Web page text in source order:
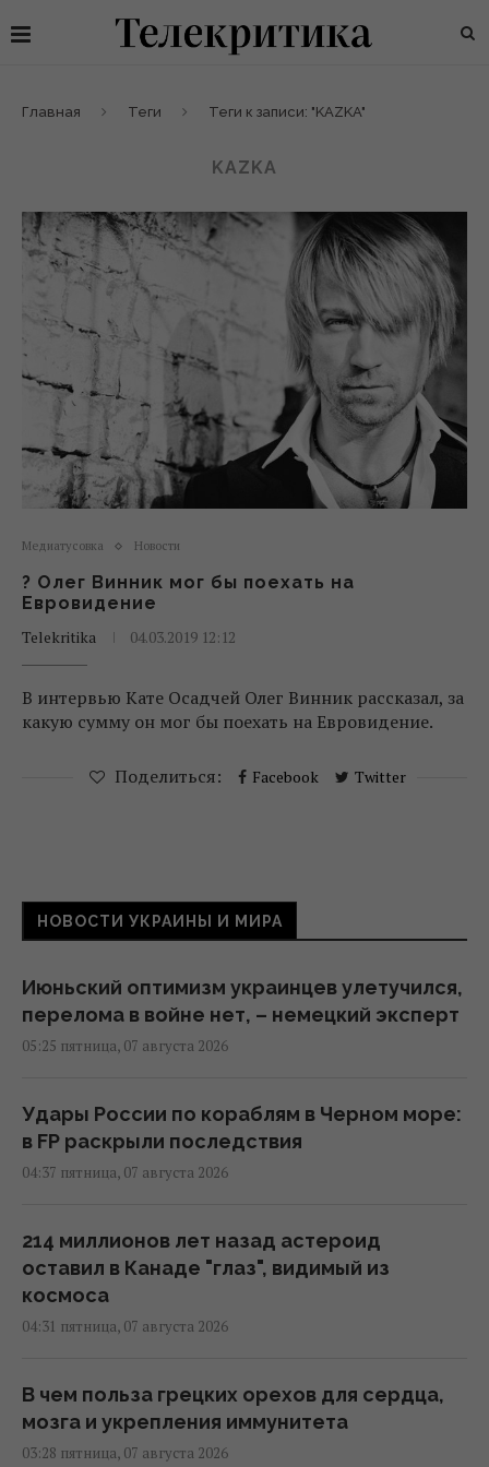
Главная Теги Теги к записи: "KAZKA"
KAZKA
Медиатусовка Новости
? Олег Винник мог бы поехать на
Евровидение
Telekritika
04.03.2019 12:12
В интервью Кате Осадчей Олег Винник рассказал, за
какую сумму он мог бы поехать на Евровидение.
Поделиться: Facebook Twitter
НОВОСТИ УКРАИНЫ И МИРА
Июньский оптимизм украинцев улетучился,
перелома в войне нет, – немецкий эксперт
05:25 пятница, 07 августа 2026
Удары России по кораблям в Черном море:
в FP раскрыли последствия
04:37 пятница, 07 августа 2026
214 миллионов лет назад астероид
оставил в Канаде "глаз", видимый из
космоса
04:31 пятница, 07 августа 2026
В чем польза грецких орехов для сердца,
мозга и укрепления иммунитета
03:28 пятница, 07 августа 2026